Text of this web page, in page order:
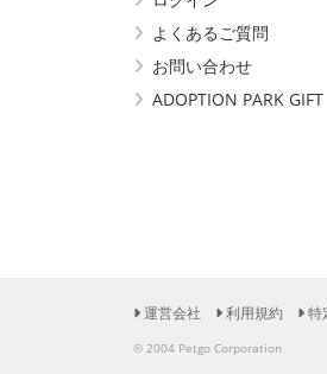
よくあるご質問
お問い合わせ
ADOPTION PARK GIFT
運営会社 利用規約 特
© 2004 Petgo Corporation